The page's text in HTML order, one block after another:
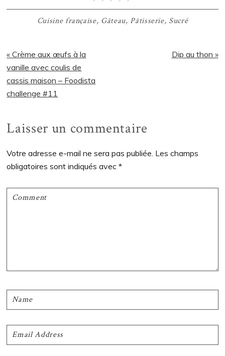
Cuisine française, Gâteau, Pâtisserie, Sucré
Article
précédent
:
« Crème aux œufs à la
vanille avec coulis de
cassis maison – Foodista
challenge #11
Article
Dip au thon »
Interactions
du
lecteur
Laisser un commentaire
Votre adresse e-mail ne sera pas publiée. Les champs
obligatoires sont indiqués avec*